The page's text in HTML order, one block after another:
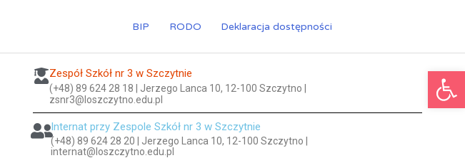
BIP RODO Deklaracja dostępności
Zespół Szkół nr 3 w Szczytnie
(+48) 89 624 28 18 | Jerzego Lanca 10, 12-100 Szczytno |
zsnr3@loszczytno.edu.pl
Internat przy Zespole Szkół nr 3 w Szczytnie
(+48) 89 624 28 20 | Jerzego Lanca 10, 12-100 Szczytno |
internat@loszczytno.edu.pl